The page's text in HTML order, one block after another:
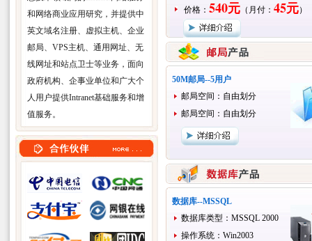
和网络商业应用研究，并提供中
英文域名注册、虚拟主机、企业
邮局、VPS主机、通用网址、无
线网址和站点卫士等业务，面向
政府机构、企事业单位和广大个
人用户提供Intranet基础服务和增
值服务。
价格： 540元（月付： 45元）
50M邮局--5用户
邮局空间：自由划分
邮局空间：自由划分
数据库--MSSQL
数据库类型：MSSQL 2000
操作系统：Win2003